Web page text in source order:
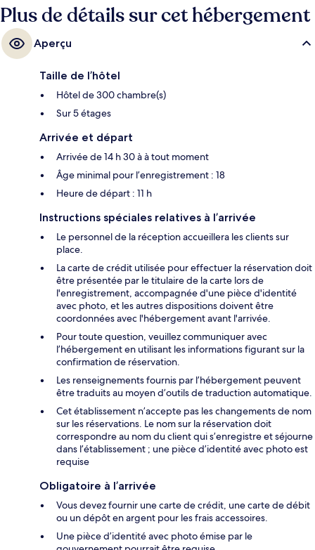
Plus de détails sur cet hébergement
Aperçu
Taille de l’hôtel
Hôtel de 300 chambre(s)
Sur 5 étages
Arrivée et départ
Arrivée de 14 h 30 à à tout moment
Âge minimal pour l’enregistrement : 18
Heure de départ : 11 h
Instructions spéciales relatives à l’arrivée
Le personnel de la réception accueillera les clients sur
place.
La carte de crédit utilisée pour effectuer la réservation doit
être présentée par le titulaire de la carte lors de
l'enregistrement, accompagnée d'une pièce d'identité
avec photo, et les autres dispositions doivent être
coordonnées avec l'hébergement avant l'arrivée.
Pour toute question, veuillez communiquer avec
l’hébergement en utilisant les informations figurant sur la
confirmation de réservation.
Les renseignements fournis par l’hébergement peuvent
être traduits au moyen d’outils de traduction automatique.
Cet établissement n’accepte pas les changements de nom
sur les réservations. Le nom sur la réservation doit
correspondre au nom du client qui s’enregistre et séjourne
dans l’établissement ; une pièce d’identité avec photo est
requise
Obligatoire à l’arrivée
Vous devez fournir une carte de crédit, une carte de débit
ou un dépôt en argent pour les frais accessoires.
Une pièce d’identité avec photo émise par le